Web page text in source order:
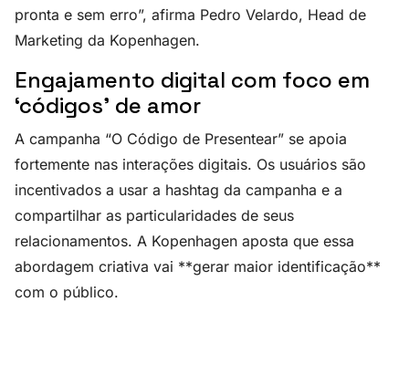
pronta e sem erro”, afirma Pedro Velardo, Head de
Marketing da Kopenhagen.
Engajamento digital com foco em
‘códigos’ de amor
A campanha “O Código de Presentear” se apoia
fortemente nas interações digitais. Os usuários são
incentivados a usar a hashtag da campanha e a
compartilhar as particularidades de seus
relacionamentos. A Kopenhagen aposta que essa
abordagem criativa vai **gerar maior identificação**
com o público.